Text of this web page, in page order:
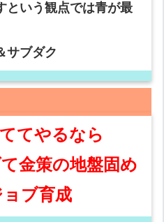
という観点では青が最
サブダク
てやるなら
金策の地盤固め
ブ育成